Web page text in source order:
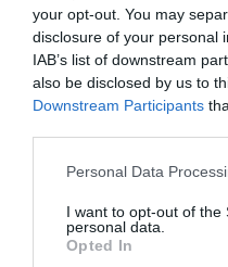
your opt-out. You may
disclosure of your personal
IAB’s list of downstream
also be disclosed by us to
Downstream Participants
Please note that this
not limited to your visit or
grant or deny consent to
use your data for below
Personal Data
I want to opt-out of the
personal data.
Opted In
Το τρόφιμο που
τα οστά σε κάθε
γάλα!